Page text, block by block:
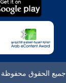
جميع الحقوق محفوظة © 2026 - 1998 لشبكة